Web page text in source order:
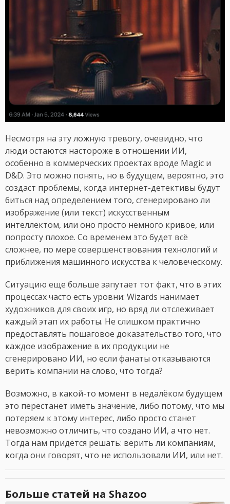
Несмотря на эту ложную тревогу, очевидно, что
люди остаются настороже в отношении ИИ,
особенно в коммерческих проектах вроде Magic и
D&D. Это можно понять, но в будущем, вероятно, это
создаст проблемы, когда интернет-детективы будут
биться над определением того, сгенерировано ли
изображение (или текст) искусственным
интеллектом, или оно просто немного кривое, или
попросту плохое. Со временем это будет всё
сложнее, по мере совершенствования технологий и
приближения машинного искусства к человеческому.
Ситуацию еще больше запутает тот факт, что в этих
процессах часто есть уровни: Wizards нанимает
художников для своих игр, но вряд ли отслеживает
каждый этап их работы. Не слишком практично
предоставлять пошаговое доказательство того, что
каждое изображение в их продукции не
сгенерировано ИИ, но если фанаты отказываются
верить компании на слово, что тогда?
Возможно, в какой-то момент в недалёком будущем
это перестанет иметь значение, либо потому, что мы
потеряем к этому интерес, либо просто станет
невозможно отличить, что создано ИИ, а что нет.
Тогда нам придётся решать: верить ли компаниям,
когда они говорят, что не использовали ИИ, или нет.
Больше статей на Shazoo